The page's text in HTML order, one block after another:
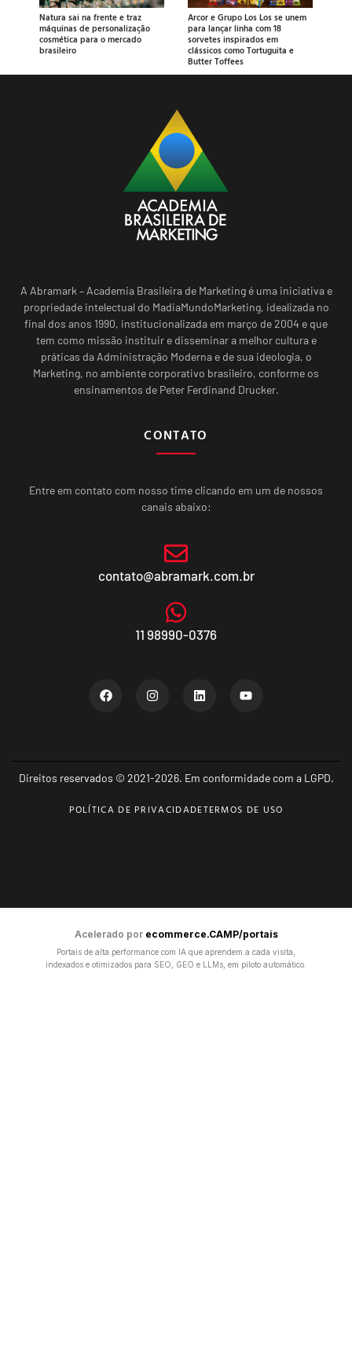
Natura sai na frente e traz
máquinas de personalização
cosmética para o mercado
brasileiro
Arcor e Grupo Los Los se unem
para lançar linha com 18
sorvetes inspirados em
clássicos como Tortuguita e
Butter Toffees
A Abramark – Academia Brasileira de Marketing é uma iniciativa e
propriedade intelectual do MadiaMundoMarketing, idealizada no
final dos anos 1990, institucionalizada em março de 2004 e que
tem como missão instituir e disseminar a melhor cultura e
práticas da Administração Moderna e de sua ideologia, o
Marketing, no ambiente corporativo brasileiro, conforme os
ensinamentos de Peter Ferdinand Drucker.
CONTATO
Entre em contato com nosso time clicando em um de nossos
canais abaixo:
contato@abramark.com.br
11 98990-0376
Direitos reservados © 2021-2026. Em conformidade com a LGPD.
POLÍTICA DE PRIVACIDADETERMOS DE USO
Acelerado por ecommerce.CAMP/portais
Portais de alta performance com IA que aprendem a cada visita,
indexados e otimizados para SEO, GEO e LLMs, em piloto automático.